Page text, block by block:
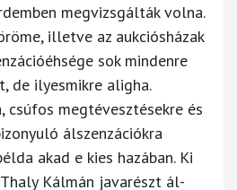
megvizsgálták volna.
illetve az aukciósházak
sok mindenre
de ilyesmikre aligha.
megtévesztésekre és
álszenzációkra
akad e kies hazában. Ki
Kálmán javarészt ál-